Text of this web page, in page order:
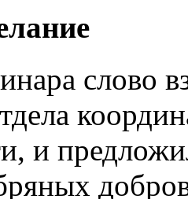
слово
и